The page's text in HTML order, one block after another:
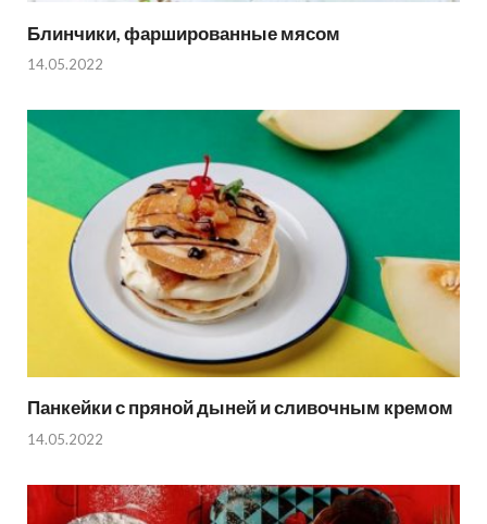
Блинчики, фаршированные мясом
14.05.2022
Панкейки с пряной дыней и сливочным кремом
14.05.2022